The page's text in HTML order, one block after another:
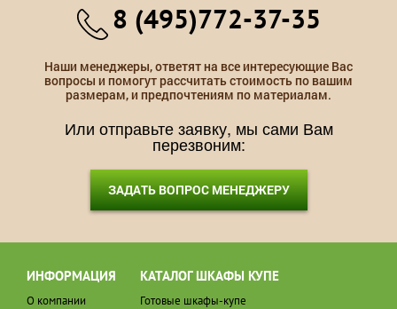
8 (495)772-37-35
Наши менеджеры, ответят на все интересующие Вас
вопросы и помогут рассчитать стоимость по вашим
размерам, и предпочтениям по материалам.
Или отправьте заявку, мы сами Вам
перезвоним:
ЗАДАТЬ ВОПРОС МЕНЕДЖЕРУ
ИНФОРМАЦИЯ
О компании
КАТАЛОГ ШКАФЫ КУПЕ
Готовые шкафы-купе